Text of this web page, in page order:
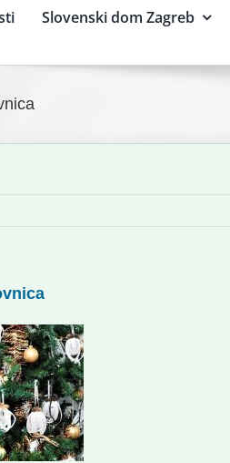
Slovenski dom Zagreb